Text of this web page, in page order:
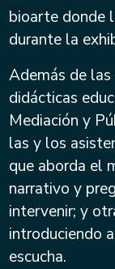
bioarte donde
durante la
Además de
didácticas
Mediación y
las y los
que aborda el
narrativo y
intervenir; y
introduciendo
escucha.